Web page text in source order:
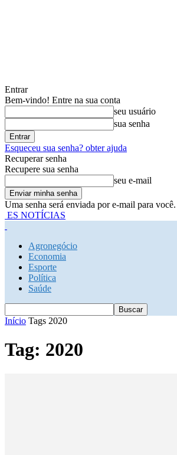
Entrar
Bem-vindo! Entre na sua conta
seu usuário
sua senha
Esqueceu sua senha? obter ajuda
Recuperar senha
Recupere sua senha
seu e-mail
Uma senha será enviada por e-mail para você.
ES NOTÍCIAS
Agronegócio
Economia
Esporte
Política
Saúde
Início Tags 2020
Tag: 2020